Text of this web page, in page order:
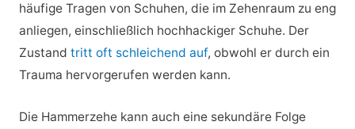
häufige Tragen von Schuhen, die im Zehenraum zu eng
anliegen, einschließlich hochhackiger Schuhe. Der
Zustand tritt oft schleichend auf, obwohl er durch ein
Trauma hervorgerufen werden kann.
Die Hammerzehe kann auch eine sekundäre Folge